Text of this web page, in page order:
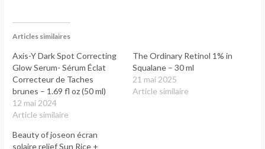
Articles similaires
Axis-Y Dark Spot Correcting
Glow Serum- Sérum Éclat
Correcteur de Taches
brunes – 1.69 fl oz (50 ml)
12 mai 2024
Article similaire
The Ordinary Retinol 1% in
Squalane – 30 ml
21 mai 2025
Article similaire
Beauty of joseon écran
solaire relief Sun Rice +